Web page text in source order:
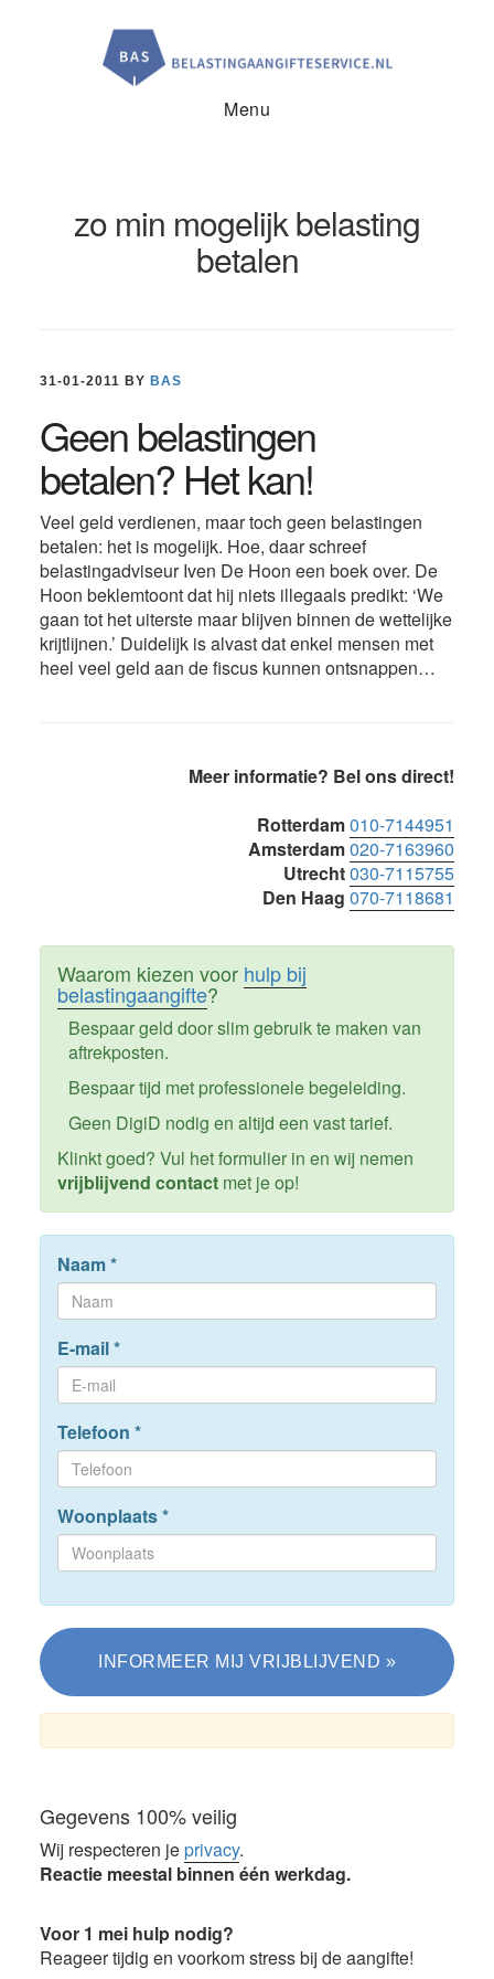
Menu
zo min mogelijk belasting
betalen
31-01-2011 BY BAS
Geen belastingen
betalen? Het kan!
Veel geld verdienen, maar toch geen belastingen
betalen: het is mogelijk. Hoe, daar schreef
belastingadviseur Iven De Hoon een boek over. De
Hoon beklemtoont dat hij niets illegaals predikt: ‘We
gaan tot het uiterste maar blijven binnen de wettelijke
krijtlijnen.’ Duidelijk is alvast dat enkel mensen met
heel veel geld aan de fiscus kunnen ontsnappen…
Meer informatie? Bel ons direct!
Rotterdam010-7144951
Amsterdam020-7163960
Utrecht030-7115755
Den Haag 070-7118681
Waarom kiezen voor hulp bij
belastingaangifte?
Bespaar geld door slim gebruik te maken van
aftrekposten.
Bespaar tijd met professionele begeleiding.
Geen DigiD nodig en altijd een vast tarief.
Klinkt goed? Vul het formulier in en wij nemen
vrijblijvend contactmet je op!
Naam*
E-mail*
Telefoon *
Woonplaats*
Gegevens 100% veilig
Wij respecteren jeprivacy.
Reactie meestal binnen één werkdag.
Voor 1 mei hulp nodig?
Reageer tijdig en voorkom stress bij de aangifte!